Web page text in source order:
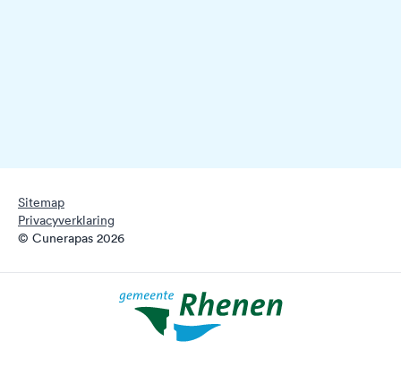
Sitemap
Privacyverklaring
© Cunerapas 2026